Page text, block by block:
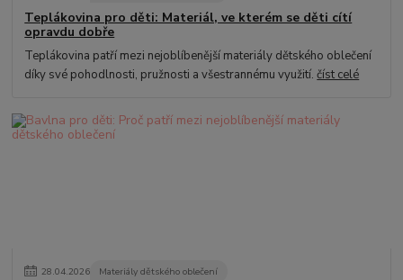
Teplákovina pro děti: Materiál, ve kterém se děti cítí
opravdu dobře
Teplákovina patří mezi nejoblíbenější materiály dětského oblečení
díky své pohodlnosti, pružnosti a všestrannému využití.číst celé
28.04.2026 Materiály dětského oblečení